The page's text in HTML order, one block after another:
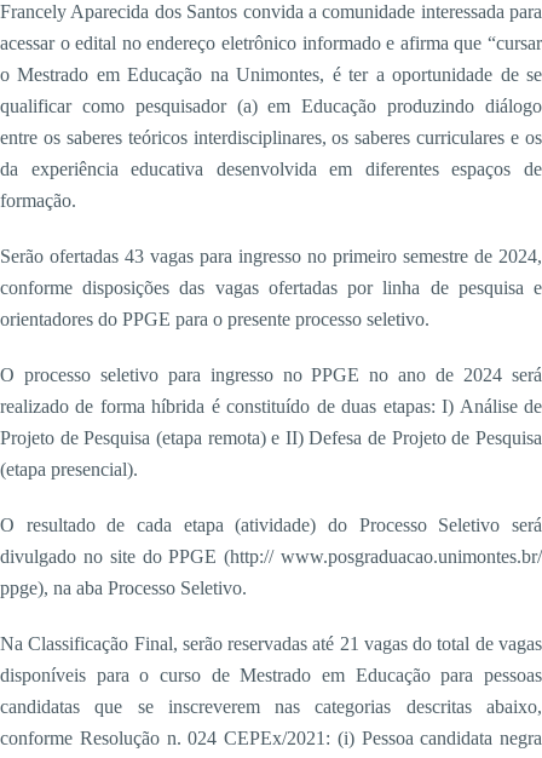
Francely Aparecida dos Santos convida a comunidade interessada para
acessar o edital no endereço eletrônico informado e afirma que “cursar
o Mestrado em Educação na Unimontes, é ter a oportunidade de se
qualificar como pesquisador (a) em Educação produzindo diálogo
entre os saberes teóricos interdisciplinares, os saberes curriculares e os
da experiência educativa desenvolvida em diferentes espaços de
formação.
Serão ofertadas 43 vagas para ingresso no primeiro semestre de 2024,
conforme disposições das vagas ofertadas por linha de pesquisa e
orientadores do PPGE para o presente processo seletivo.
O processo seletivo para ingresso no PPGE no ano de 2024 será
realizado de forma híbrida é constituído de duas etapas: I) Análise de
Projeto de Pesquisa (etapa remota) e II) Defesa de Projeto de Pesquisa
(etapa presencial).
O resultado de cada etapa (atividade) do Processo Seletivo será
divulgado no site do PPGE (http:// www.posgraduacao.unimontes.br/
ppge), na aba Processo Seletivo.
Na Classificação Final, serão reservadas até 21 vagas do total de vagas
disponíveis para o curso de Mestrado em Educação para pessoas
candidatas que se inscreverem nas categorias descritas abaixo,
conforme Resolução n. 024 CEPEx/2021: (i) Pessoa candidata negra